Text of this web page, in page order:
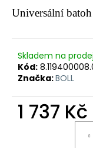
hvězdiček.
Universální
Skladem na
Kód:
Značka:BOLL
1 737 Kč
D
o
p